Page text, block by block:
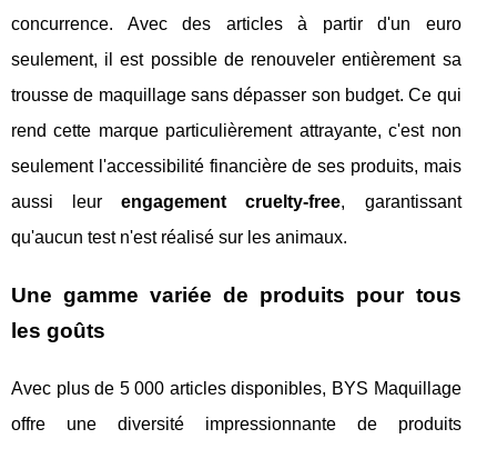
concurrence. Avec des articles à partir d'un euro
seulement, il est possible de renouveler entièrement sa
trousse de maquillage sans dépasser son budget. Ce qui
rend cette marque particulièrement attrayante, c'est non
seulement l'accessibilité financière de ses produits, mais
aussi leurengagement cruelty-free, garantissant
qu'aucun test n'est réalisé sur les animaux.
Une gamme variée de produits pour tous
les goûts
Avec plus de 5 000 articles disponibles, BYS Maquillage
offre une diversité impressionnante de produits